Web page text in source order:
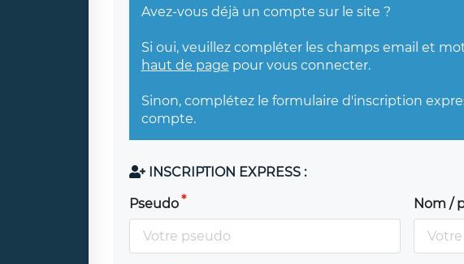
Avez-vous déjà un compte sur le site ?
Si oui, veuillez compléter les champs email et
haut de page pour vous connecter.
Sinon, complétez le formulaire d'inscription
compte.
INSCRIPTION EXPRESS :
Pseudo Nom /